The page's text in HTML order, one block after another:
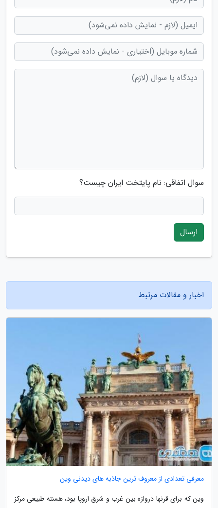
سوال اتفاقی: نام پایتخت ایران چیست؟
ارسال
اخبار و مقالات مرتبط
معرفی تعدادی از معروف ترین جاذبه های دیدنی وین
وین که برای قرنها دروازه بین غرب و شرق اروپا بود، هسته طبیعی مرکز